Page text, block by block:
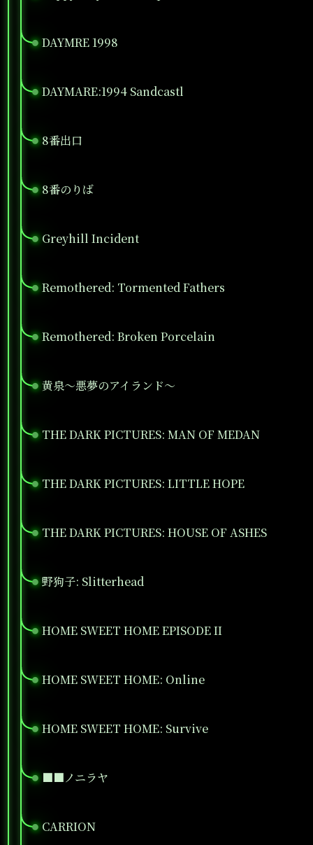
DAYMRE 1998
●
DAYMARE:1994 Sandcastl
●
8番出口
●
8番のりば
●
Greyhill Incident
●
Remothered: Tormented Fathers
●
Remothered: Broken Porcelain
●
黄泉～悪夢のアイランド～
●
THE DARK PICTURES: MAN OF MEDAN
●
THE DARK PICTURES: LITTLE HOPE
●
THE DARK PICTURES: HOUSE OF ASHES
●
野狗子: Slitterhead
●
HOME SWEET HOME EPISODE II
●
HOME SWEET HOME: Online
●
HOME SWEET HOME: Survive
●
■■ノニラヤ
●
CARRION
●